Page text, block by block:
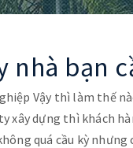
nhà bạn
Vậy thì làm thế
xây dựng thì khách
quá cầu kỳ